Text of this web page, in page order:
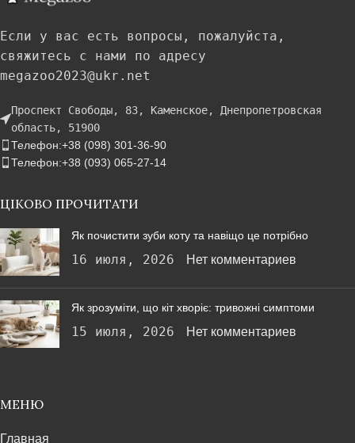
Если у вас есть вопросы, пожалуйста,
свяжитесь с нами по адресу
megazoo2023@ukr.net
Проспект Свободы, 83, Каменское, Днепропетровская
область, 51900
Телефон:+38 (098) 301-36-90
Телефон:+38 (093) 065-27-14
ЦІКОВО ПРОЧИТАТИ
Як почистити зуби коту та навіщо це потрібно
16 июля, 2026 Нет комментариев
Як зрозуміти, що кіт хворіє: тривожні симптоми
15 июля, 2026 Нет комментариев
МЕНЮ
Главная